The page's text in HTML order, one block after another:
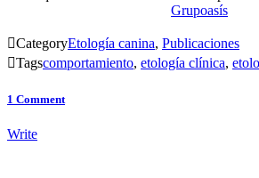
Grupoasís
CategoryEtología canina, Publicaciones
Tagscomportamiento, etología clínica,
1 Comment
Write